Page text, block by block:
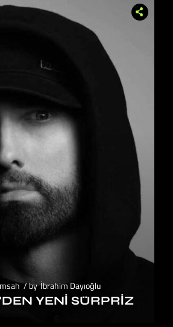
by İbrahim Dayıoğlu
YENI SÜRPRIZ